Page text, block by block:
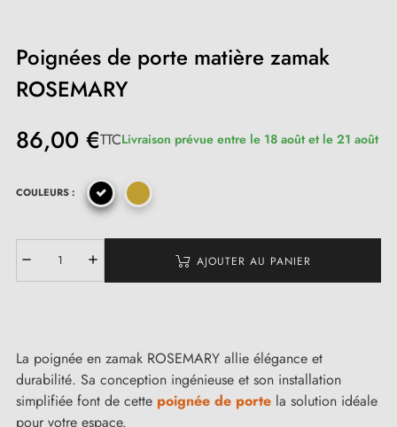
Poignées de porte matière zamak
ROSEMARY
86,00 €TTCLivraison prévue entre le 18 août et le 21 août
COULEURS :
AJOUTER AU PANIER
La poignée en zamak ROSEMARY allie élégance et
durabilité. Sa conception ingénieuse et son installation
simplifiée font de cette poignée de porte la solution idéale
pour votre espace.